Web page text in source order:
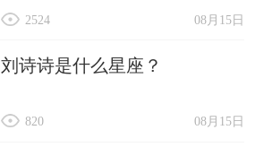
08月15日
2524
刘诗诗是什么星座？
08月15日
820